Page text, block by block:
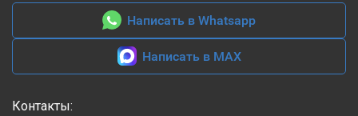
Написать в Whatsapp
Написать в MAX
Контакты: